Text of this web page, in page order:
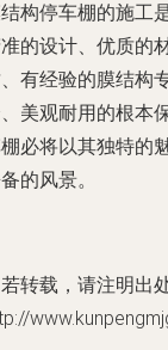
构停车棚的施工
的设计、优质的
有经验的膜结构
美观耐用的根本
必将以其独特的
的风景。
转载，请注明出